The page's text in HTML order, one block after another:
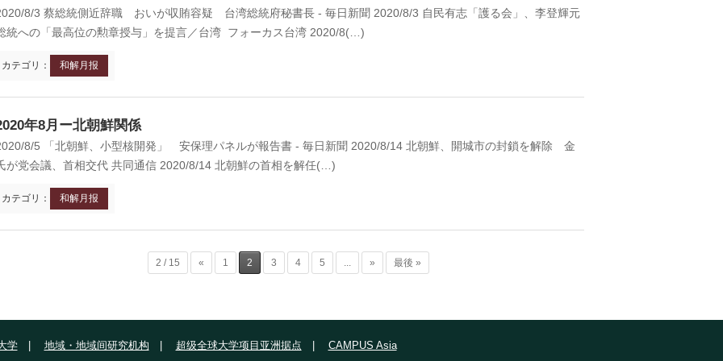
8/3 蔡総統側近辞職 おいが収賄容疑 台湾総統府秘書長 - 毎日新聞 2020/8/3 自民有志「護る会」、李登輝元
統への「最高位の勲章授与」を提言／台湾 フォーカス台湾 2020/8(…)
カテゴリ： 和解月报
年8月ー北朝鮮関係
8/5 「北朝鮮、小型核開発」 安保理パネルが報告書 - 毎日新聞 2020/8/14 北朝鮮、開城市の封鎖を解除 金
が党会議、首相交代 共同通信 2020/8/14 北朝鮮の首相を解任(…)
カテゴリ： 和解月报
2 / 15 « 1 2 3 4 5 ... » 最後 »
学 地域・地域间研究机构 超级全球大学项目亚洲据点 CAMPUS Asia